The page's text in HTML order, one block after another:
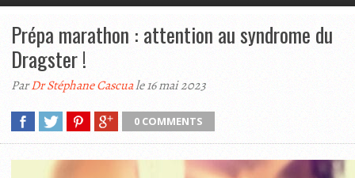
Prépa marathon : attention au syndrome du
Dragster !
ParDr Stéphane Cascuale 16 mai 2023
0 COMMENTS